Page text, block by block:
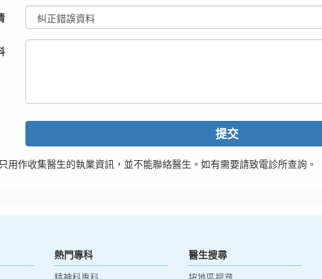
提交
用作收集醫生的執業資訊，並不能聯絡醫生。如有需要請致電診所查詢。
熱門專科 醫生搜尋